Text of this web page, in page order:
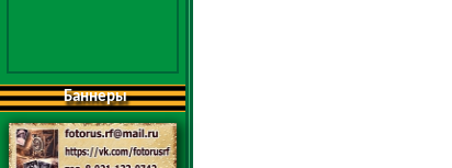
Баннеры